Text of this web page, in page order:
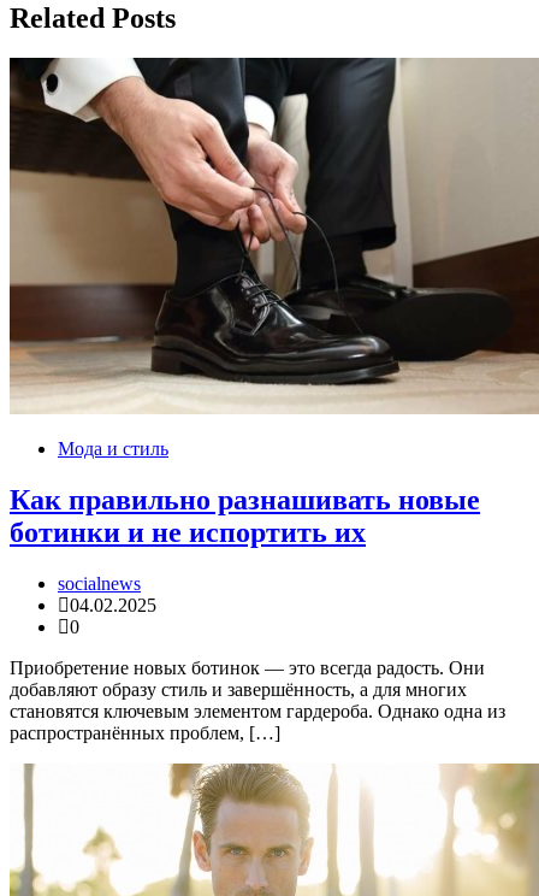
Related Posts
Мода и стиль
Как правильно разнашивать новые
ботинки и не испортить их
socialnews
04.02.2025
0
Приобретение новых ботинок — это всегда радость. Они
добавляют образу стиль и завершённость, а для многих
становятся ключевым элементом гардероба. Однако одна из
распространённых проблем, […]